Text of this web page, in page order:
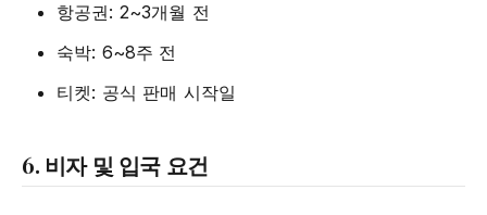
항공권: 2~3개월 전
숙박: 6~8주 전
티켓: 공식 판매 시작일
6. 비자 및 입국 요건